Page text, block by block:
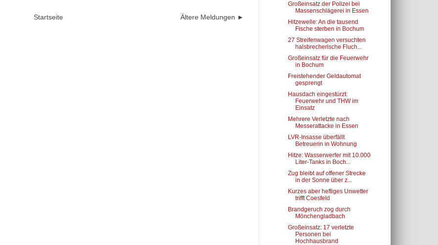
Ältere Meldungen ►
Startseite
Großeinsatz der Polizei bei
Massenschlägerei in Essen
Hitzewelle: An die tausend
Fische sterben in Bochum
27 Streifenwagen versuchten
halsbrecherische Fluch...
Großeinsatz für die Feuerwehr
in Bochum
Freistehender Geldautomat
gesprengt
Hausdach eingestürzt:
Feuerwehr und THW im
Einsatz
Mehrere Verletzte nach
Messerattacke in Essen
LVR-Insasse überfällt
Betreuerin in Wohnung
Hitze: Wasserwerfer mit 10.000
Liter-Tanks in Boch...
Zug bleibt auf offener Strecke
in der Sonne über z...
Kurzes aber heftiges Unwetter
trifft Coesfeld
Brandgeruch zog durch
Mönchengladbach
Großeinsatz: 17 verletzte
Personen bei
Hochhausbrand